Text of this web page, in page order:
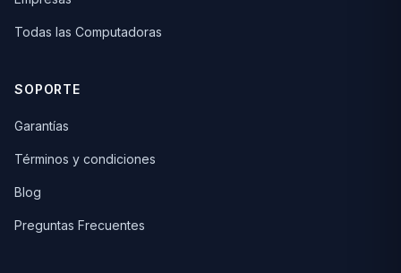
Todas las Computadoras
SOPORTE
Garantías
Términos y condiciones
Blog
Preguntas Frecuentes